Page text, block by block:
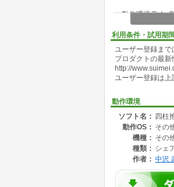
動作環境
利用条件・試用期
ユーザー登録まで
プロダクトの最新
http://
ユーザー登録は上
動作環境
ソフト名： 四柱
動作OS： その
機種： その
種類： シェ
作者： 中沢